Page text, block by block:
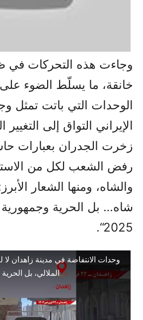
وجاءت هذه التحركات في
خانقة، ما يسلّط الضوء
الوحدات التي باتت تمثل
الإيراني التواق إلى
زخرت الجدران بعبارات
رفض الشعب لكل من
والشاه، ومنها الشعار
شاه… بل الحرية
2025“.
وحدات الانتفاضة في مدينة زاهدان لا
الملالي، بل